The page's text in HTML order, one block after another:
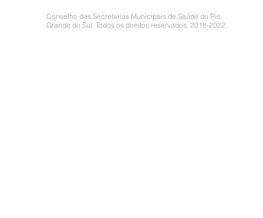
Conselho das Secretarias Municipais de Saúde do Rio
Grande do Sul. Todos os direitos reservados. 2018-2022.